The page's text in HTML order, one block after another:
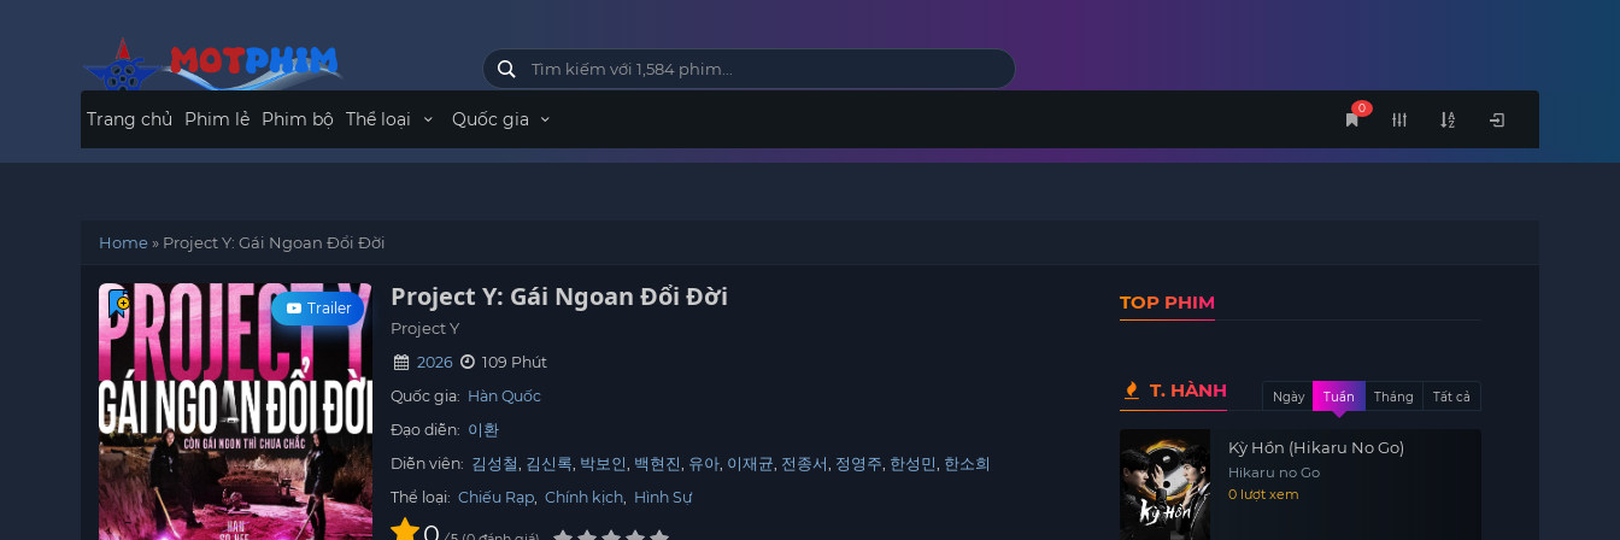
0
Trang chủ Phim lẻ Phim bộ Thể loại Quốc gia
Home» Project Y: Gái Ngoan Đổi Đời
Trailer Project Y: Gái Ngoan Đổi Đời
Project Y
2026
109 Phút
Quốc gia: Hàn Quốc
Đạo diễn: 이환
Diễn viên: 김성철 김신록 박보인 백현진 유아 이재균 전종서 정영주 한성민 한소희
Thể loại: Chiếu Rạp, Chính kịch, Hình Sự
TOP PHIM
T. HÀNH Ngày Tuần Tháng Tất cả
Kỳ Hồn (Hikaru No Go)
Hikaru no Go
0 lượt xem